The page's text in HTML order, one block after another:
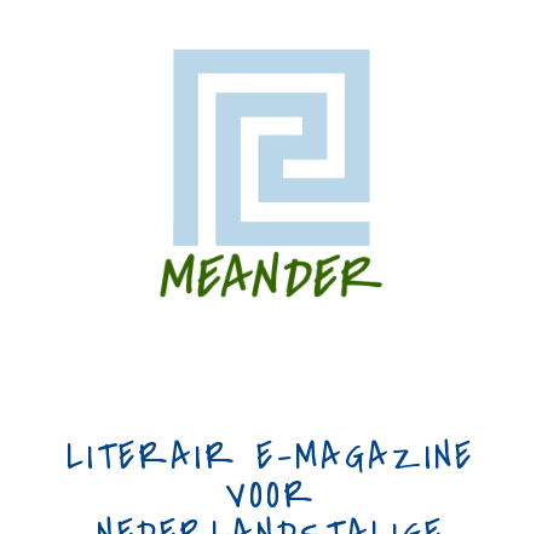
LITERAIR E-MAGAZINE
VOOR